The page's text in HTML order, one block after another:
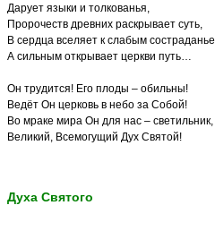
Дарует языки и толкованья,
Пророчеств древних раскрывает суть,
В сердца вселяет к слабым состраданье,
А сильным открывает церкви путь…
Он трудится! Его плоды – обильны!
Ведёт Он церковь в небо за Собой!
Во мраке мира Он для нас – светильник,
Великий, Всемогущий Дух Святой!
Духа Святого